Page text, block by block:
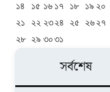
১৪
১৫ ১৬ ১৭ ১৮ ১৯ ২০
২১
২২ ২৩২৪ ২৫ ২৬২৭
২৮ ২৯ ৩০৩১
সর্বশেষ